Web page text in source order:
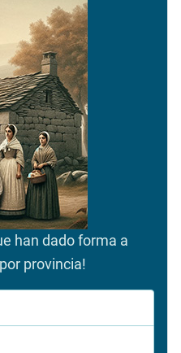
han dado forma a
provincia!